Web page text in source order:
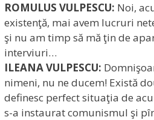
ROMULUS VULPESCU: Noi,
existenţă, mai avem lucruri
şi nu am timp să mă ţin de
interviuri…
ILEANA VULPESCU:
nimeni, nu ne ducem! Există
definesc perfect situaţia de
s-a instaurat comunismul şi